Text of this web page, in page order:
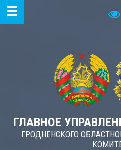
ГЛАВНОЕ
ГРОДНЕНСКОГО